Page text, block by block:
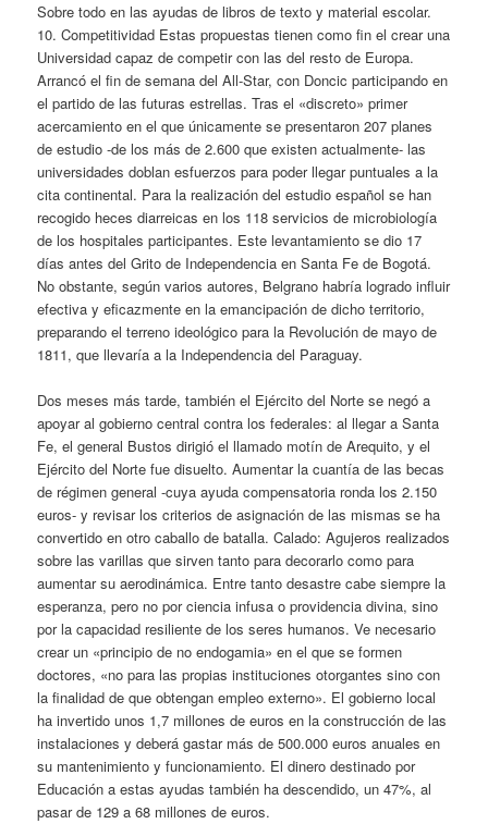
Sobre todo en las ayudas de libros de texto y material escolar.
10. Competitividad Estas propuestas tienen como fin el crear una
Universidad capaz de competir con las del resto de Europa.
Arrancó el fin de semana del All-Star, con Doncic participando en
el partido de las futuras estrellas. Tras el «discreto» primer
acercamiento en el que únicamente se presentaron 207 planes
de estudio -de los más de 2.600 que existen actualmente- las
universidades doblan esfuerzos para poder llegar puntuales a la
cita continental. Para la realización del estudio español se han
recogido heces diarreicas en los 118 servicios de microbiología
de los hospitales participantes. Este levantamiento se dio 17
días antes del Grito de Independencia en Santa Fe de Bogotá.
No obstante, según varios autores, Belgrano habría logrado influir
efectiva y eficazmente en la emancipación de dicho territorio,
preparando el terreno ideológico para la Revolución de mayo de
1811, que llevaría a la Independencia del Paraguay.
Dos meses más tarde, también el Ejército del Norte se negó a
apoyar al gobierno central contra los federales: al llegar a Santa
Fe, el general Bustos dirigió el llamado motín de Arequito, y el
Ejército del Norte fue disuelto. Aumentar la cuantía de las becas
de régimen general -cuya ayuda compensatoria ronda los 2.150
euros- y revisar los criterios de asignación de las mismas se ha
convertido en otro caballo de batalla. Calado: Agujeros realizados
sobre las varillas que sirven tanto para decorarlo como para
aumentar su aerodinámica. Entre tanto desastre cabe siempre la
esperanza, pero no por ciencia infusa o providencia divina, sino
por la capacidad resiliente de los seres humanos. Ve necesario
crear un «principio de no endogamia» en el que se formen
doctores, «no para las propias instituciones otorgantes sino con
la finalidad de que obtengan empleo externo». El gobierno local
ha invertido unos 1,7 millones de euros en la construcción de las
instalaciones y deberá gastar más de 500.000 euros anuales en
su mantenimiento y funcionamiento. El dinero destinado por
Educación a estas ayudas también ha descendido, un 47%, al
pasar de 129 a 68 millones de euros.